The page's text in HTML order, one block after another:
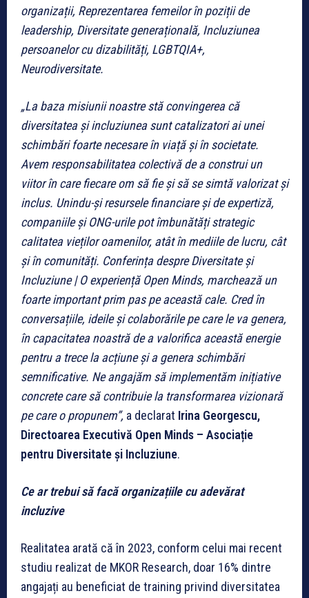
organizații, Reprezentarea femeilor în poziții de
leadership, Diversitate generațională, Incluziunea
persoanelor cu dizabilități, LGBTQIA+,
Neurodiversitate.
„La baza misiunii noastre stă convingerea că
diversitatea și incluziunea sunt catalizatori ai unei
schimbări foarte necesare în viață și în societate.
Avem responsabilitatea colectivă de a construi un
viitor în care fiecare om să fie și să se simtă valorizat și
inclus. Unindu-și resursele financiare și de expertiză,
companiile și ONG-urile pot îmbunătăți strategic
calitatea vieților oamenilor, atât în mediile de lucru, cât
și în comunități. Conferința despre Diversitate și
Incluziune | O experiență Open Minds, marchează un
foarte important prim pas pe această cale. Cred în
conversațiile, ideile și colaborările pe care le va genera,
în capacitatea noastră de a valorifica această energie
pentru a trece la acțiune și a genera schimbări
semnificative. Ne angajăm să implementăm inițiative
concrete care să contribuie la transformarea vizionară
pe care o propunem”, a declarat Irina Georgescu,
Directoarea Executivă Open Minds – Asociație
pentru Diversitate și Incluziune.
Ce ar trebui să facă organizațiile cu adevărat
incluzive
Realitatea arată că în 2023, conform celui mai recent
studiu realizat de MKOR Research, doar 16% dintre
angajați au beneficiat de training privind diversitatea